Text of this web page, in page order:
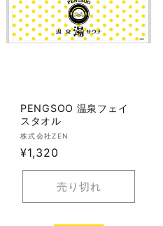
PENGSOO 温泉フェイ
スタオル
販
売
元:
株式会社ZEN
通
常
格
¥1,320
売り切れ